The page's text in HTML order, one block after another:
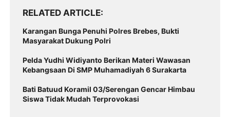
RELATED ARTICLE
Karangan Bunga Penuhi Polres Brebes, Bukti
Masyarakat Dukung Polri
Pelda Yudhi Widiyanto Berikan Materi Wawasan
Kebangsaan Di SMP Muhamadiyah 6 Surakarta
Bati Batuud Koramil 03/Serengan Gencar Himbau
Siswa Tidak Mudah Terprovokasi